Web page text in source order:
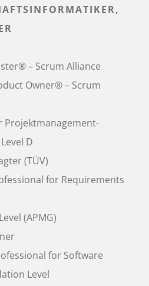
® – Scrum Alliance
Owner® – Scrum
Projektmanagement-
D
(TÜV)
for Requirements
(APMG)
for Software
Level